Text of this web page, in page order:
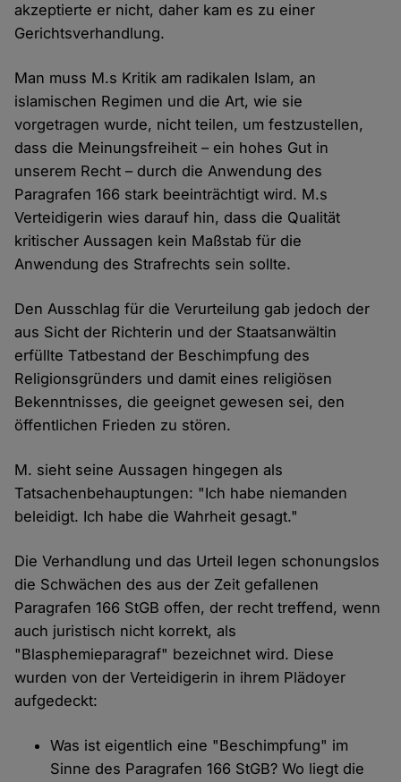
akzeptierte er nicht, daher kam es zu einer
Gerichtsverhandlung.
Man muss M.s Kritik am radikalen Islam, an
islamischen Regimen und die Art, wie sie
vorgetragen wurde, nicht teilen, um festzustellen,
dass die Meinungsfreiheit – ein hohes Gut in
unserem Recht – durch die Anwendung des
Paragrafen 166 stark beeinträchtigt wird. M.s
Verteidigerin wies darauf hin, dass die Qualität
kritischer Aussagen kein Maßstab für die
Anwendung des Strafrechts sein sollte.
Den Ausschlag für die Verurteilung gab jedoch der
aus Sicht der Richterin und der Staatsanwältin
erfüllte Tatbestand der Beschimpfung des
Religionsgründers und damit eines religiösen
Bekenntnisses, die geeignet gewesen sei, den
öffentlichen Frieden zu stören.
M. sieht seine Aussagen hingegen als
Tatsachenbehauptungen: "Ich habe niemanden
beleidigt. Ich habe die Wahrheit gesagt."
Die Verhandlung und das Urteil legen schonungslos
die Schwächen des aus der Zeit gefallenen
Paragrafen 166 StGB offen, der recht treffend, wenn
auch juristisch nicht korrekt, als
"Blasphemieparagraf" bezeichnet wird. Diese
wurden von der Verteidigerin in ihrem Plädoyer
aufgedeckt:
Was ist eigentlich eine "Beschimpfung" im
Sinne des Paragrafen 166 StGB? Wo liegt die